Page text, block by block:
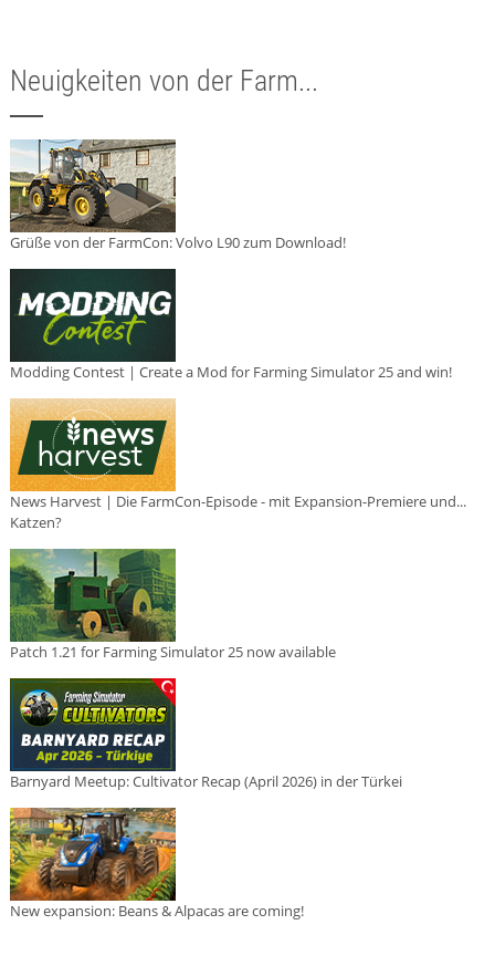
Neuigkeiten von der Farm...
Grüße von der FarmCon: Volvo L90 zum Download!
Modding Contest | Create a Mod for Farming Simulator 25 and win!
News Harvest | Die FarmCon-Episode - mit Expansion-Premiere und...
Katzen?
Patch 1.21 for Farming Simulator 25 now available
Barnyard Meetup: Cultivator Recap (April 2026) in der Türkei
New expansion: Beans & Alpacas are coming!